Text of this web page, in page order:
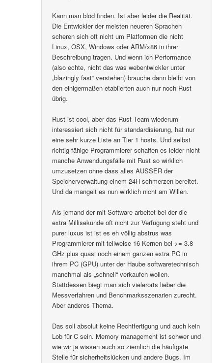
Kann man blöd finden. Ist aber leider die Realität.
Die Entwickler der meisten neueren Sprachen
scheren sich oft nicht um Platformen die nicht
Linux, OSX, Windows oder ARM/x86 in ihrer
Beschreibung tragen. Und wenn ich Performance
(also echte, nicht das was webentwickler unter
„blazingly fast“ verstehen) brauche dann bleibt von
den einigermaßen etablierten auch nur noch Rust
übrig.
Rust ist cool, aber das Rust Team wiederum
interessiert sich nicht für standardisierung, hat nur
eine sehr kurze Liste an Tier 1 hosts. Und selbst
richtig fähige Programmierer schaffen es leider nicht
manche Anwendungsfälle mit Rust so wirklich
umzusetzen ohne dass alles AUSSER der
Speicherverwaltung einem 24H schmerzen bereitet.
Und da mangelt es nun wirklich nicht am Willen.
Als jemand der mit Software arbeitet bei der die
extra Millisekunde oft nicht zur Verfügung steht und
purer luxus ist ist es eh völlig abstrus was
Programmierer mit teilweise 16 Kernen bei >= 3.8
GHz plus quasi noch einem ganzen extra PC in
ihrem PC (GPU) unter der Haube softwaretechnisch
manchmal als „schnell“ verkaufen wollen.
Stattdessen biegt man sich vielerorts lieber die
Messverfahren und Benchmarksszenarien zurecht.
Aber anderes Thema.
Das soll absolut keine Rechtfertigung und auch kein
Lob für C sein. Memory management ist schwer und
wie wir ja wissen auch so ziemlich die häufigste
Stelle für sicherheitslücken und andere Bugs. Im